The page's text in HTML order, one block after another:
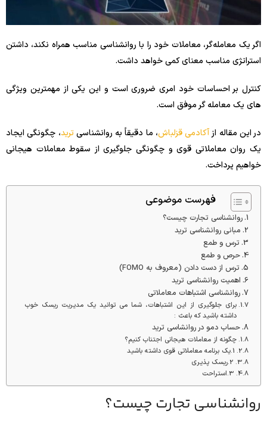
اگر یک معامله‌گر، معاملات خود را با روانشناسی مناسب همراه نکند، داشتن
استراتژی مناسب معنای کمی خواهد داشت.
کنترل بر احساسات خود امری ضروری است و این یکی از مهمترین ویژگی
های یک معامله گر موفق است.
در این مقاله ازآکادمی قزلباش، ما دقیقاً به روانشناسیترید، چگونگی ایجاد
یک روان معاملاتی قوی و چگونگی جلوگیری از سقوط معاملات هیجانی
خواهیم پرداخت.
فهرست موضوعی
روانشناسی تجارت چیست؟
مبانی روانشناسی ترید
ترس و طمع
حرص و طمع
ترس از دست دادن (معروف به FOMO)
اهمیت روانشناسی ترید
روانشناسی اشتباهات معاملاتی
برای جلوگیری از این اشتباهات، شما می توانید یک مدیریت ریسک خوب
داشته باشید که باعث :
حساب دمو در روانشاسی ترید
چگونه از معاملات هیجانی اجتناب کنیم؟
1.یک برنامه معاملاتی قوی داشته باشید
2.ریسک پذیری
3.استراحت
روانشناسی تجارت چیست؟